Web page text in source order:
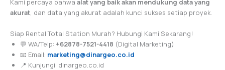
Kami percaya bahwa alat yang baik akan mendukung data yang
akurat, dan data yang akurat adalah kunci sukses setiap proyek.
Siap Rental Total Station Murah? Hubungi Kami Sekarang!
💬 WA/Telp: +62878-7521-4418 (Digital Marketing)
📧 Email: marketing@dinargeo.co.id
📍 Kunjungi: dinargeo.co.id